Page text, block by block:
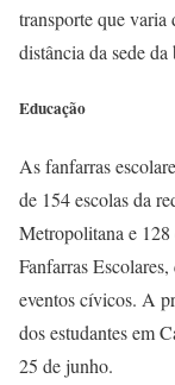
transporte que
distância da sede
Educação
As fanfarras
de 154 escolas da
Metropolitana e
Fanfarras
eventos cívicos. A
dos estudantes em
25 de junho.